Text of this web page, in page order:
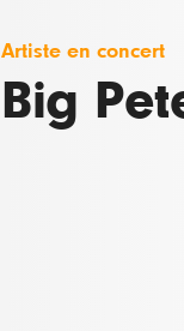
Artiste en concert
Big